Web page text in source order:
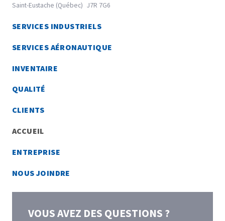
Saint-Eustache (Québec) J7R 7G6
-73.9148229
SERVICES INDUSTRIELS
SERVICES AÉRONAUTIQUE
INVENTAIRE
QUALITÉ
CLIENTS
ACCUEIL
ENTREPRISE
NOUS JOINDRE
VOUS AVEZ DES QUESTIONS ?